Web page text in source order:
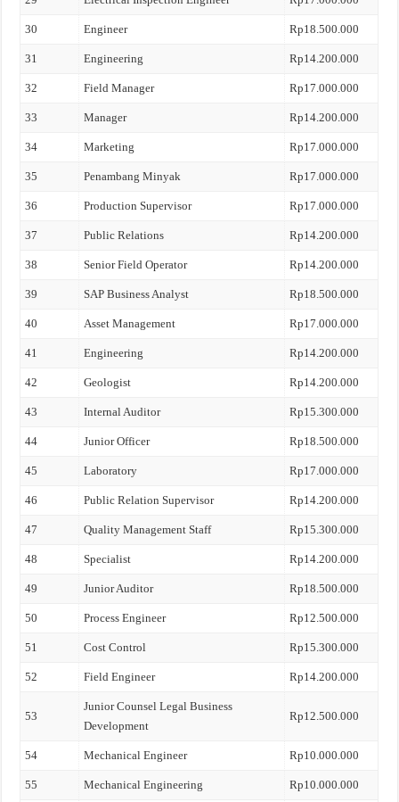
30 Engineer Rp18.500.000
31 Engineering Rp14.200.000
32 Field Manager Rp17.000.000
33 Manager Rp14.200.000
34 Marketing Rp17.000.000
35 Penambang Minyak Rp17.000.000
36 Production Supervisor Rp17.000.000
37 Public Relations Rp14.200.000
38 Senior Field Operator Rp14.200.000
39 SAP Business Analyst Rp18.500.000
40 Asset Management Rp17.000.000
41 Engineering Rp14.200.000
42 Geologist Rp14.200.000
43 Internal Auditor Rp15.300.000
44 Junior Officer Rp18.500.000
45 Laboratory Rp17.000.000
46 Public Relation Supervisor Rp14.200.000
47 Quality Management Staff Rp15.300.000
48 Specialist Rp14.200.000
49 Junior Auditor Rp18.500.000
50 Process Engineer Rp12.500.000
51 Cost Control Rp15.300.000
52 Field Engineer Rp14.200.000
53
Junior Counsel Legal Business
Development
Rp12.500.000
54 Mechanical Engineer Rp10.000.000
55 Mechanical Engineering Rp10.000.000